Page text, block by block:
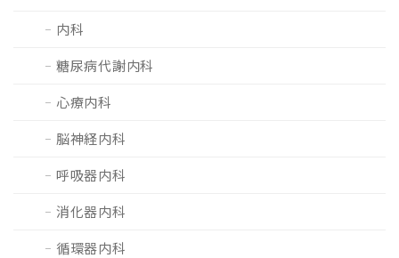
内科
糖尿病代謝内科
心療内科
脳神経内科
呼吸器内科
消化器内科
循環器内科